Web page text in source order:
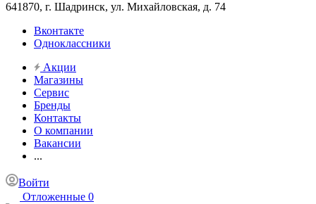
641870, г. Шадринск, ул. Михайловская, д. 74
Вконтакте
Одноклассники
Акции
Магазины
Сервис
Бренды
Контакты
О компании
Вакансии
...
Войти
Отложенные 0